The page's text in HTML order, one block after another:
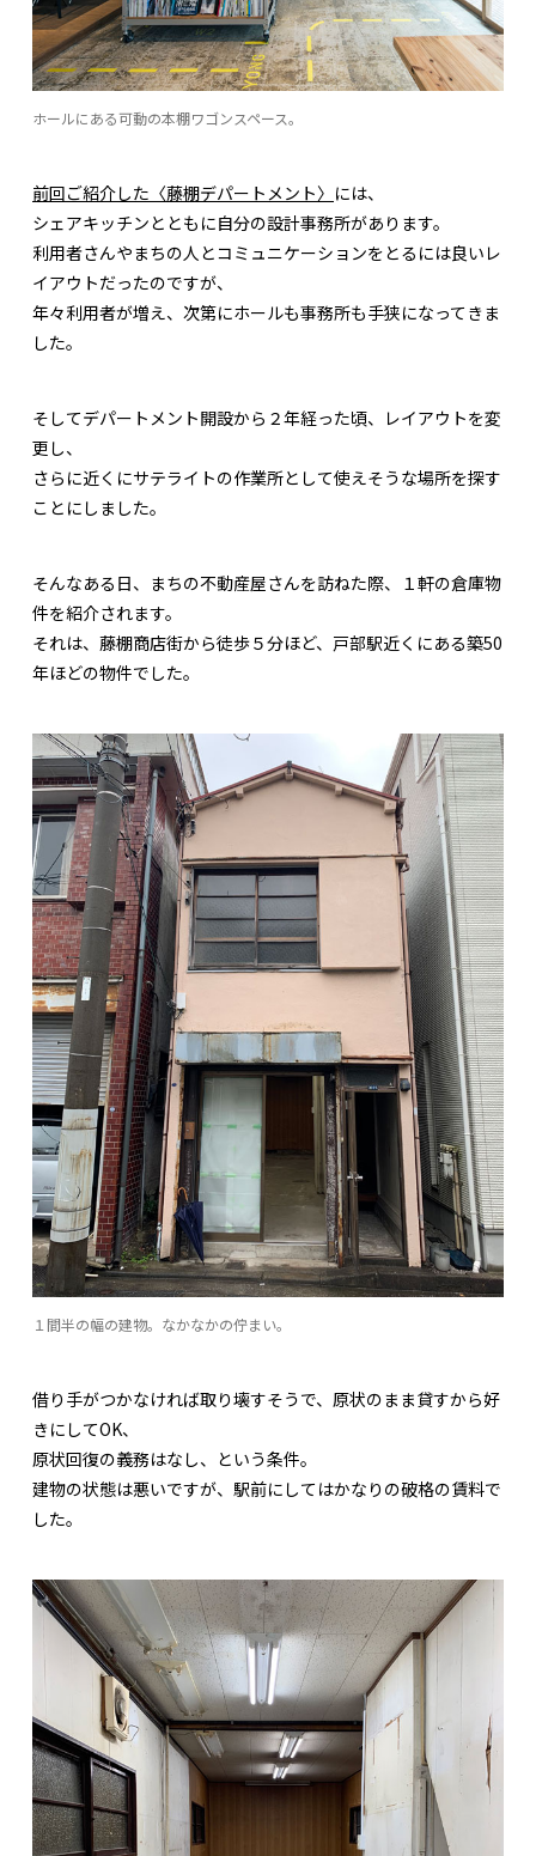
ホールにある可動の本棚ワゴンスペース。
前回ご紹介した〈藤棚デパートメント〉 には、
シェアキッチンとともに自分の設計事務所があります。
利用者さんやまちの人とコミュニケーションをとるには良いレ
イアウトだったのですが、
年々利用者が増え、次第にホールも事務所も手狭になってきま
した。
そしてデパートメント開設から２年経った頃、レイアウトを変
更し、
さらに近くにサテライトの作業所として使えそうな場所を探す
ことにしました。
そんなある日、まちの不動産屋さんを訪ねた際、１軒の倉庫物
件を紹介されます。
それは、藤棚商店街から徒歩５分ほど、戸部駅近くにある築50
年ほどの物件でした。
１間半の幅の建物。なかなかの佇まい。
借り手がつかなければ取り壊すそうで、原状のまま貸すから好
きにしてOK、
原状回復の義務はなし、という条件。
建物の状態は悪いですが、駅前にしてはかなりの破格の賃料で
した。